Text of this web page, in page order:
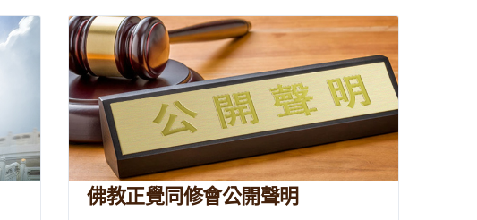
佛教正覺同修會公開聲明